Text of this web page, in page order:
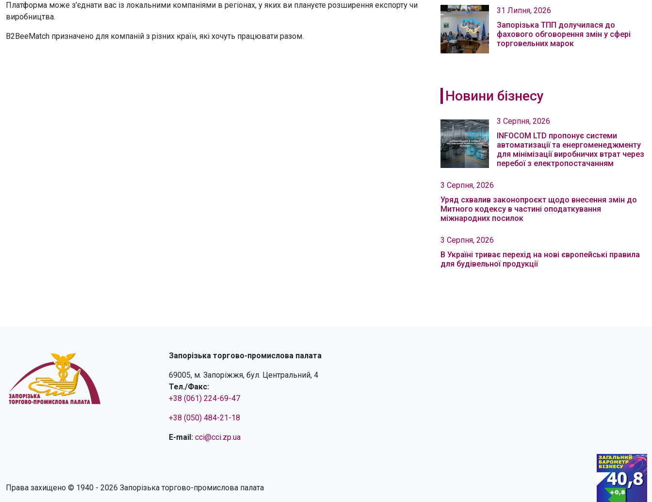
Платформа може з’єднати вас із локальними компаніями в регіонах, у яких ви плануєте розширення експорту чи
виробництва.
B2BeeMatch призначено для компаній з різних країн, які хочуть працювати разом.
31 Липня, 2026
Запорізька ТПП долучилася до
фахового обговорення змін у сфері
торговельних марок
Новини бізнесу
3 Серпня, 2026
INFOCOM LTD пропонує системи
автоматизації та енергоменеджменту
для мінімізації виробничих втрат через
перебої з електропостачанням
3 Серпня, 2026
Уряд схвалив законопроєкт щодо внесення змін до
Митного кодексу в частині оподаткування
міжнародних посилок
3 Серпня, 2026
В Україні триває перехід на нові європейські правила
для будівельної продукції
Запорізька торгово-промислова палата
69005, м. Запоріжжя, бул. Центральний, 4
Тел./Факс:
+38 (061) 224-69-47
+38 (050) 484-21-18
E-mail: cci@cci.zp.ua
Права захищено © 1940 - 2026 Запорізька торгово-промислова палата